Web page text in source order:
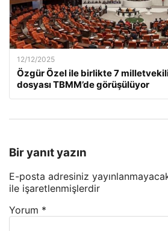
12/12/2025
Özgür Özel ile birlikte 7
dosyası TBMM’de görüşülüyor
Bir yanıt yazın
E-posta adresiniz
ile işaretlenmişlerdir
Yorum *